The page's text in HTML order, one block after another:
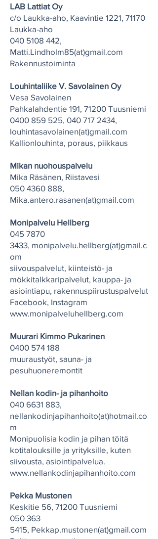
LAB Lattiat Oy
c/o Laukka-aho, Kaavintie 1221, 71170
Laukka-aho
040 5108 442,
Matti.Lindholm85(at)gmail.com
Rakennustoiminta
Louhintaliike V. Savolainen Oy
Vesa Savolainen
Pahkalahdentie 191, 71200 Tuusniemi
0400 859 525, 040 717 2434,
louhintasavolainen(at)gmail.com
Kallionlouhinta, poraus, piikkaus
Mikan nuohouspalvelu
Mika Räsänen, Riistavesi
050 4360 888,
Mika.antero.rasanen(at)gmail.com
Monipalvelu Hellberg
045 7870
3433, monipalvelu.hellberg(at)gmail.c
om
siivouspalvelut, kiinteistö- ja
mökkitalkkaripalvelut, kauppa- ja
asiointiapu, rakennuspiirustuspalvelut
Facebook, Instagram
www.monipalveluhellberg.com
Muurari Kimmo Pukarinen
0400 574 188
muuraustyöt, sauna- ja
pesuhuoneremontit
Nellan kodin- ja pihanhoito
040 6631 883,
nellankodinjapihanhoito(at)hotmail.co
m
Monipuolisia kodin ja pihan töitä
kotitalouksille ja yrityksille, kuten
siivousta, asiointipalvelua.
www.nellankodinjapihanhoito.com
Pekka Mustonen
Keskitie 56, 71200 Tuusniemi
050 363
5415, Pekkap.mustonen(at)gmail.com